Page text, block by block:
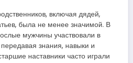
включая дядей,
была не менее значимой. В
мужчины участвовали в
знания, навыки и
наставники часто играли